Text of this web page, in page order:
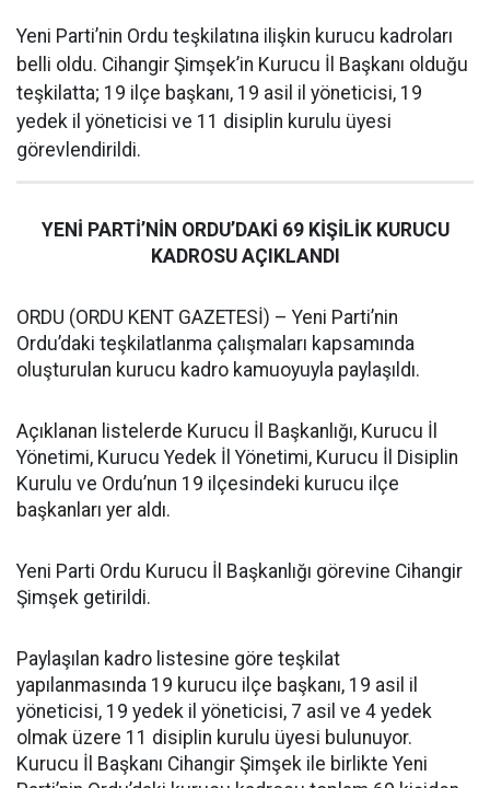
Yeni Parti’nin Ordu teşkilatına ilişkin kurucu kadroları
belli oldu. Cihangir Şimşek’in Kurucu İl Başkanı olduğu
teşkilatta; 19 ilçe başkanı, 19 asil il yöneticisi, 19
yedek il yöneticisi ve 11 disiplin kurulu üyesi
görevlendirildi.
YENİ PARTİ’NİN ORDU’DAKİ 69 KİŞİLİK KURUCU
KADROSU AÇIKLANDI
ORDU (ORDU KENT GAZETESİ) – Yeni Parti’nin
Ordu’daki teşkilatlanma çalışmaları kapsamında
oluşturulan kurucu kadro kamuoyuyla paylaşıldı.
Açıklanan listelerde Kurucu İl Başkanlığı, Kurucu İl
Yönetimi, Kurucu Yedek İl Yönetimi, Kurucu İl Disiplin
Kurulu ve Ordu’nun 19 ilçesindeki kurucu ilçe
başkanları yer aldı.
Yeni Parti Ordu Kurucu İl Başkanlığı görevine Cihangir
Şimşek getirildi.
Paylaşılan kadro listesine göre teşkilat
yapılanmasında 19 kurucu ilçe başkanı, 19 asil il
yöneticisi, 19 yedek il yöneticisi, 7 asil ve 4 yedek
olmak üzere 11 disiplin kurulu üyesi bulunuyor.
Kurucu İl Başkanı Cihangir Şimşek ile birlikte Yeni